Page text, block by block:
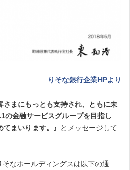
りそな銀行企業HPより
さまにもっとも支持され、ともに未
の金融サービスグループを目指し
まいります。』
とメッセージして
そなホールディングスは以下の通